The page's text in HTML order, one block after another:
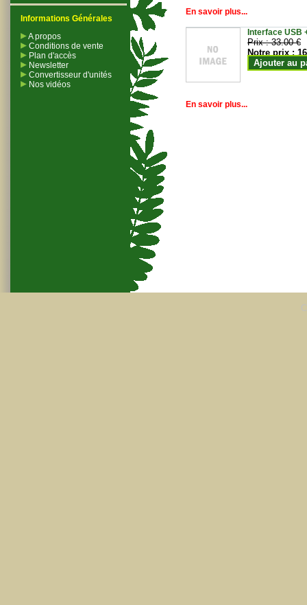
Informations Générales
A propos
Conditions de vente
Plan d'accès
Newsletter
Convertisseur d'unités
Nos vidéos
En savoir plus...
Interface USB
Prix :33.00 €
Notre prix :
Ajouter au
En savoir plus...